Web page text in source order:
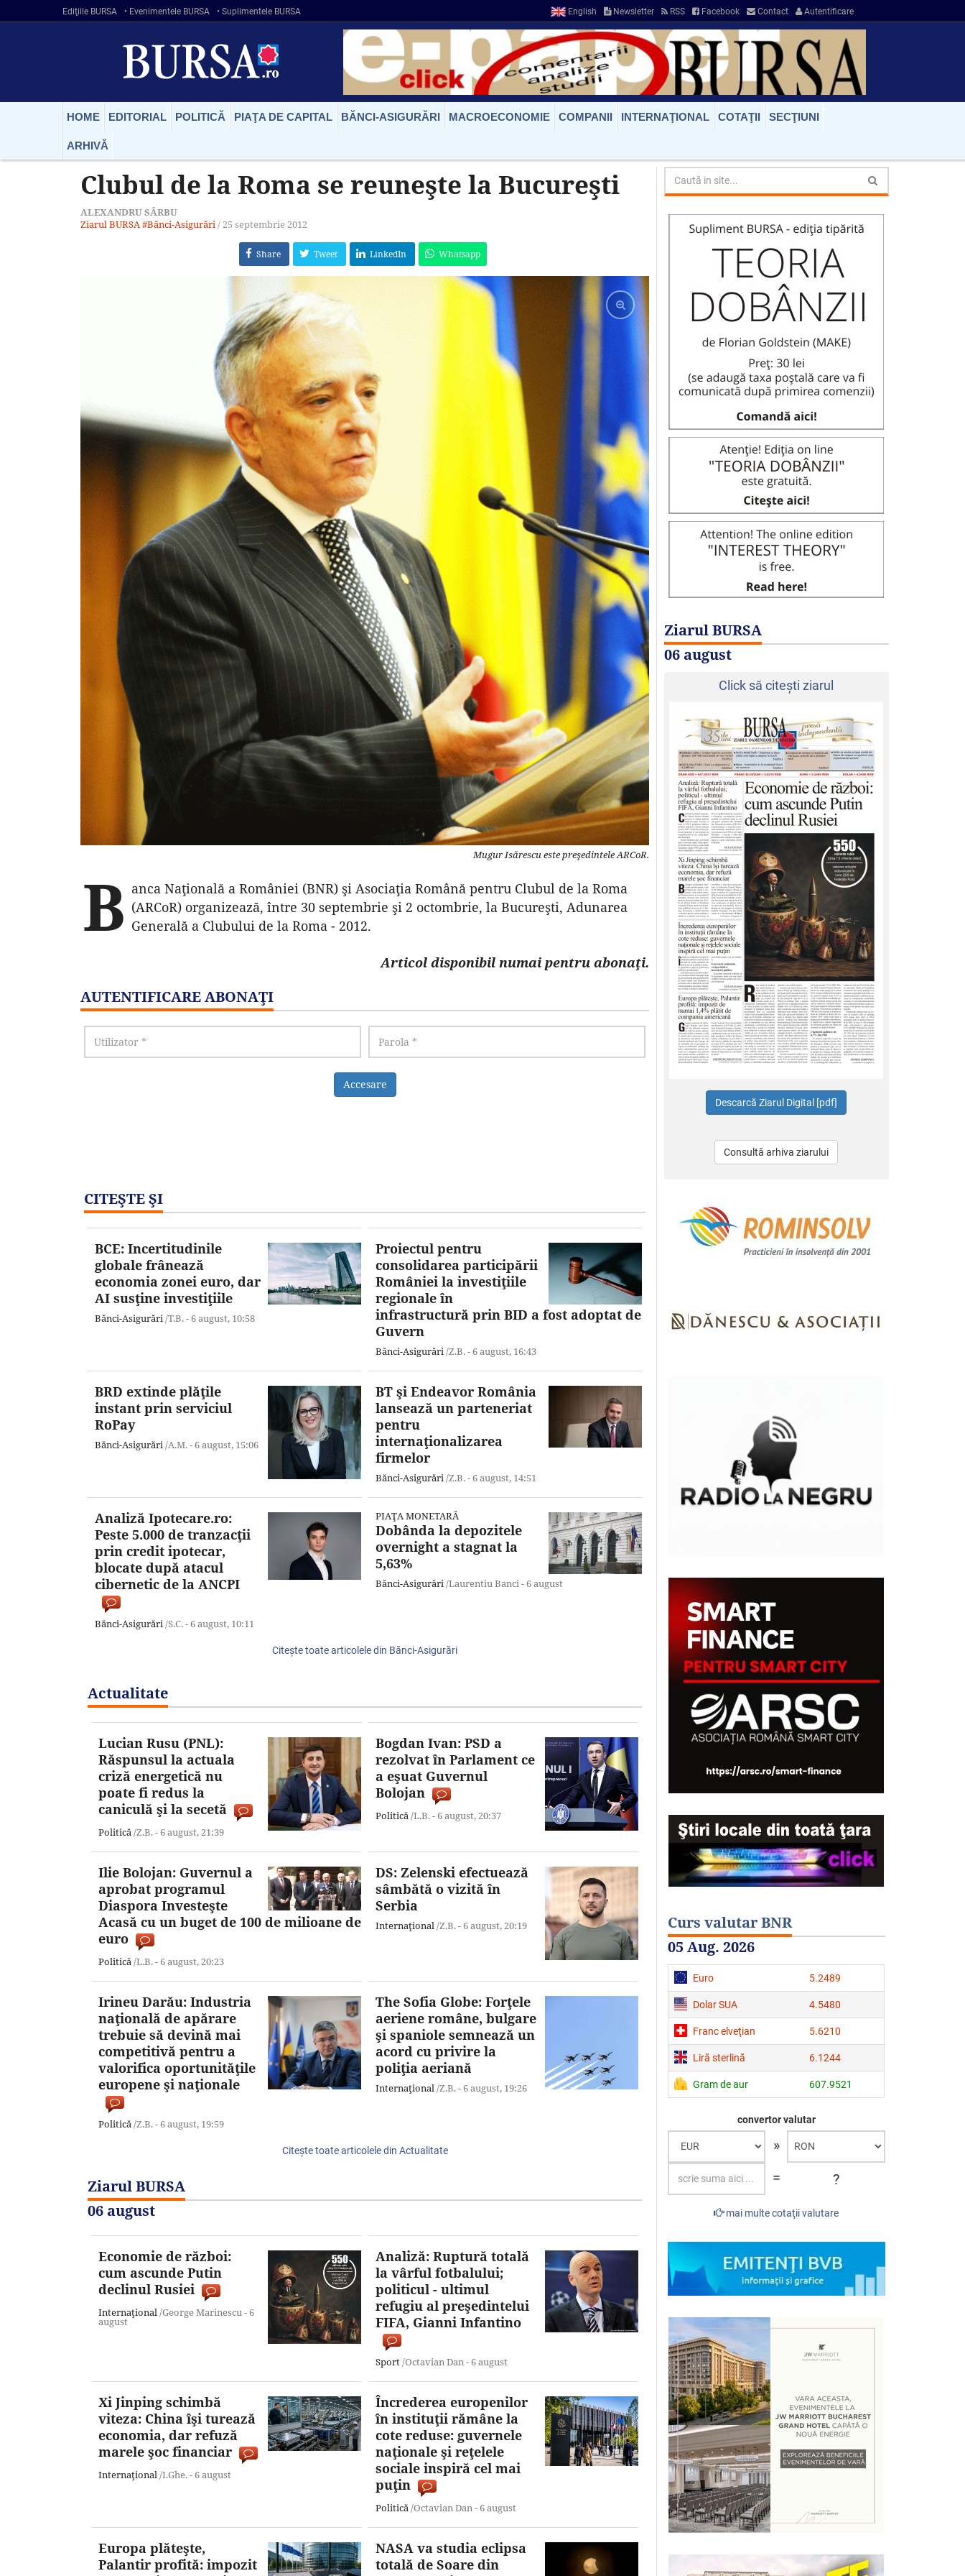
Ediţiile BURSA • Evenimentele BURSA • Suplimentele BURSA English Newsletter RSS Facebook Contact Autentificare
HOME EDITORIAL POLITICĂ PIAŢA DE CAPITAL BĂNCI-ASIGURĂRI MACROECONOMIE COMPANII INTERNAŢIONAL COTAŢII SECŢIUNI
ARHIVĂ
Clubul de la Roma se reuneşte la Bucureşti
ALEXANDRU SÂRBU
Ziarul BURSA #Bănci-Asigurări / 25 septembrie 2012
Share Tweet LinkedIn Whatsapp
Mugur Isărescu este preşedintele ARCoR.
B anca Naţională a României (BNR) şi Asociaţia Română pentru Clubul de la Roma
(ARCoR) organizează, între 30 septembrie şi 2 octombrie, la Bucureşti, Adunarea
Generală a Clubului de la Roma - 2012.
Articol disponibil numai pentru abonaţi.
AUTENTIFICARE ABONAŢI
Accesare
CITEŞTE ŞI
BCE: Incertitudinile
globale frânează
economia zonei euro, dar
AI susţine investiţiile
Bănci-Asigurări /T.B. -6 august, 10:58
Proiectul pentru
consolidarea participării
României la investiţiile
regionale în
infrastructură prin BID a fost adoptat de
Guvern
Bănci-Asigurări /Z.B. -6 august, 16:43
BRD extinde plăţile
instant prin serviciul
RoPay
Bănci-Asigurări /A.M. -6 august, 15:06
BT şi Endeavor România
lansează un parteneriat
pentru
internaţionalizarea
firmelor
Bănci-Asigurări /Z.B. -6 august, 14:51
Analiză Ipotecare.ro:
Peste 5.000 de tranzacţii
prin credit ipotecar,
blocate după atacul
cibernetic de la ANCPI
Bănci-Asigurări /S.C. -6 august, 10:11
PIAŢA MONETARĂ
Dobânda la depozitele
overnight a stagnat la
5,63%
Bănci-Asigurări /Laurentiu Banci -6 august
Citeşte toate articolele din Bănci-Asigurări
Actualitate
Lucian Rusu (PNL):
Răspunsul la actuala
criză energetică nu
poate fi redus la
caniculă şi la secetă
Politică /Z.B. -6 august, 21:39
Bogdan Ivan: PSD a
rezolvat în Parlament ce
a eşuat Guvernul
Bolojan
Politică /L.B. -6 august, 20:37
Ilie Bolojan: Guvernul a
aprobat programul
Diaspora Investeşte
Acasă cu un buget de 100 de milioane de
euro
Politică /L.B. -6 august, 20:23
DS: Zelenski efectuează
sâmbătă o vizită în
Serbia
Internaţional /Z.B. -6 august, 20:19
Irineu Darău: Industria
naţională de apărare
trebuie să devină mai
competitivă pentru a
valorifica oportunităţile
europene şi naţionale
Politică /Z.B. -6 august, 19:59
The Sofia Globe: Forţele
aeriene române, bulgare
şi spaniole semnează un
acord cu privire la
poliţia aeriană
Internaţional /Z.B. -6 august, 19:26
Citeşte toate articolele din Actualitate
Ziarul BURSA
06 august
Economie de război:
cum ascunde Putin
declinul Rusiei
Internaţional /George Marinescu -6
august
Analiză: Ruptură totală
la vârful fotbalului;
politicul - ultimul
refugiu al preşedintelui
FIFA, Gianni Infantino
Sport /Octavian Dan -6 august
Xi Jinping schimbă
viteza: China îşi turează
economia, dar refuză
marele şoc financiar
Internaţional /I.Ghe. -6 august
Încrederea europenilor
în instituţii rămâne la
cote reduse: guvernele
naţionale şi reţelele
sociale inspiră cel mai
puţin
Politică /Octavian Dan -6 august
Europa plăteşte,
Palantir profită: impozit
NASA va studia eclipsa
totală de Soare din
Ziarul BURSA
06 august
Click să citeşti ziarul
Consultă arhiva ziarului
Curs valutar BNR
05 Aug. 2026
Euro 5.2489
Dolar SUA 4.5480
Franc elveţian 5.6210
Liră sterlină 6.1244
Gram de aur 607.9521
convertor valutar
»
=
?
mai multe cotaţii valutare